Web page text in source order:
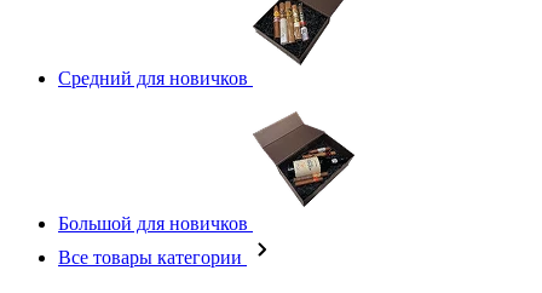
Средний для новичков
Большой для новичков
Все товары категории